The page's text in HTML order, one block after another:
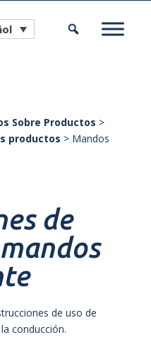
Sobre Productos >
productos > Mandos
de
de uso de
conducción.